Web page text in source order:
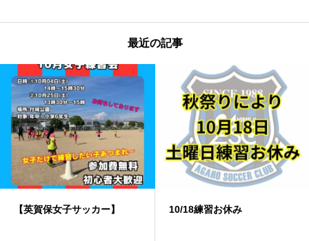
最近の記事
10/18練習お休み ️雨天中止